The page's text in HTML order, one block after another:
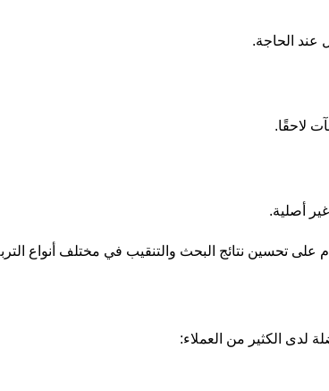
عند الحاجة.
لاحقًا.
أصلية.
تحسين نتائج البحث والتنقيب في مختلف أنواع
لدى الكثير من العملاء: